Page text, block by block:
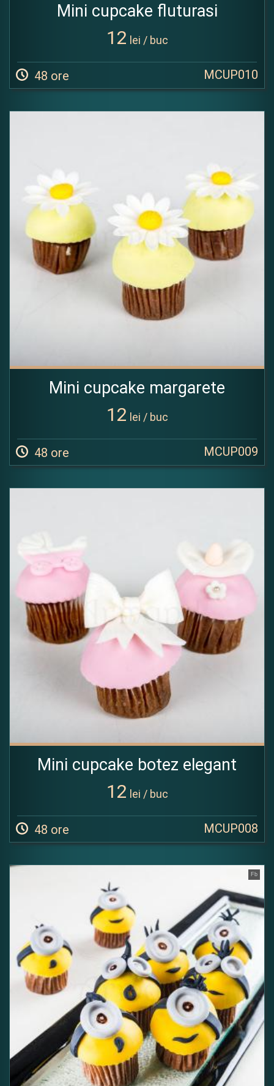
Mini cupcake fluturasi
12 lei / buc
48 ore MCUP010
Mini cupcake margarete
12 lei / buc
48 ore MCUP009
Mini cupcake botez elegant
12 lei / buc
48 ore MCUP008
Fb